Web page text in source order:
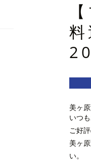
美ヶ
いつ
ご好
美ヶ
い。